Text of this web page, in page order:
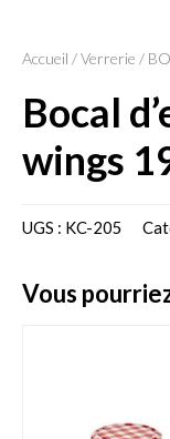
Accueil /Verrerie /
bocal d’epices
wings
UGS : KC-205
vous